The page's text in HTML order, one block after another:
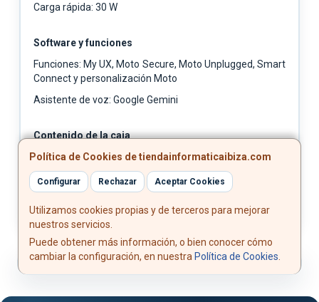
Carga rápida: 30 W
Software y funciones
Funciones: My UX, Moto Secure, Moto Unplugged, Smart
Connect y personalización Moto
Asistente de voz: Google Gemini
Contenido de la caja
Incluye: Cable USB Tipo C, funda protectora,
herramienta SIM y manuales
Política de Cookies de tiendainformaticaibiza.com
Configurar Rechazar Aceptar Cookies
Utilizamos cookies propias y de terceros para mejorar
nuestros servicios.
Puede obtener más información, o bien conocer cómo
cambiar la configuración, en nuestra Política de Cookies